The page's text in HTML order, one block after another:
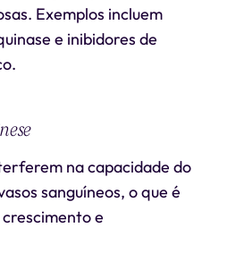
Exemplos incluem
e inibidores de
na capacidade do
sanguíneos, o que é
e